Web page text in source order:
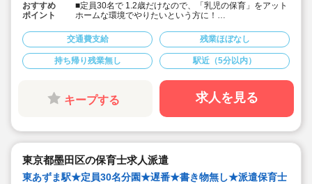
おすすめ
ポイント
■定員30名で 1.2歳だけなので、「乳児の保育」をアット
ホームな環境でやりたいという方に！
■7時～の早番で終了時間の相談が可能です！
■時給1,800円＋交通費支給！
■本園ではキララサポートからの派遣保育士の方が就業中
です！
交通費支給 残業ほぼなし
持ち帰り残業無し 駅近（5分以内）
キープする 求人を見る
東京都墨田区の保育士求人派遣
東あずま駅★定員30名分園★遅番★書き物無し★派遣保育士